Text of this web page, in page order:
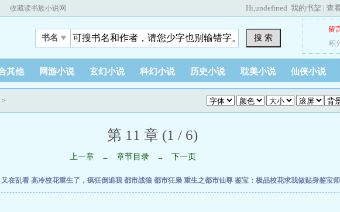
收藏读书族小说网 Hi,undefined 我的书架 | 查
书名 搜 索
留
积
其他 网游小说 玄幻小说 科幻小说 历史小说 耽美小说 仙侠小说
>
第 11 章 (1 / 6)
上一章 ← 章节目录 → 下一页
在乱看 高冷校花重生了，疯狂倒追我 都市战狼 都市狂枭 重生之都市仙尊 鉴宝：极品校花求我做贴身鉴宝师